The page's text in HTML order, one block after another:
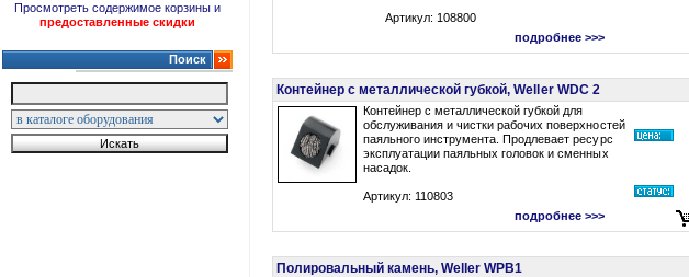
Просмотреть содержимое корзины и
предоставленные скидки
Поиск
Артикул: 108800
подробнее >>>
Контейнер с металлической губкой, Weller WDC 2
Контейнер с металлической губкой для
обслуживания и чистки рабочих поверхностей
паяльного инструмента. Продлевает ресурс
эксплуатации паяльных головок и сменных
насадок.
Артикул: 110803
подробнее >>>
Полировальный камень, Weller WPB1